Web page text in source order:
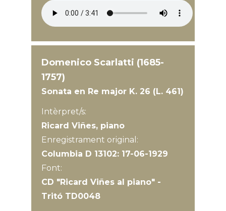
Domenico Scarlatti (1685-
1757)
Sonata en Re major K. 26 (L. 461)
Intèrpret/s:
Ricard Viñes, piano
Enregistrament original:
Columbia D 13102: 17-06-1929
Font:
CD "Ricard Viñes al piano" -
Tritó TD0048